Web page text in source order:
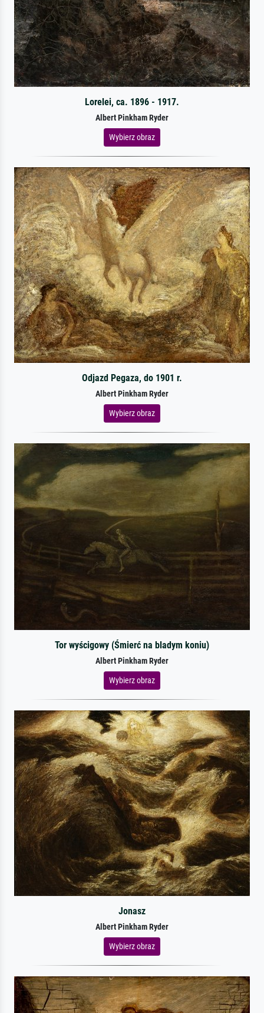
Lorelei, ca. 1896 - 1917.
Albert Pinkham Ryder
Wybierz obraz
Odjazd Pegaza, do 1901 r.
Albert Pinkham Ryder
Wybierz obraz
Tor wyścigowy (Śmierć na bladym koniu)
Albert Pinkham Ryder
Wybierz obraz
Jonasz
Albert Pinkham Ryder
Wybierz obraz